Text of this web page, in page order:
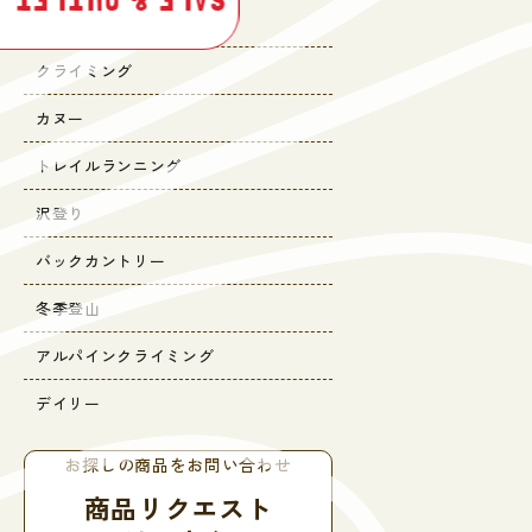
クライミング
カヌー
トレイルランニング
沢登り
バックカントリー
冬季登山
アルパインクライミング
デイリー
お探しの商品をお問い合わせ
商品リクエスト